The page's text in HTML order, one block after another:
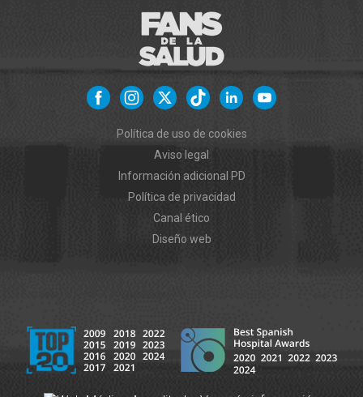
Política de uso de cookies
Aviso legal
Información adicional PD
Política de privacidad
Canal ético
Diseño web